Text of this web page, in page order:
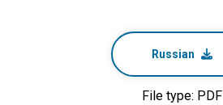
Russian
File type: PDF